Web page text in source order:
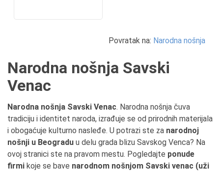
Povratak na: Narodna nošnja
Narodna nošnja Savski
Venac
Narodna nošnja Savski Venac. Narodna nošnja čuva
tradiciju i identitet naroda, izrađuje se od prirodnih materijala
i obogaćuje kulturno nasleđe. U potrazi ste za narodnoj
nošnji u Beogradu u delu grada blizu Savskog Venca? Na
ovoj stranici ste na pravom mestu. Pogledajte ponude
firmi koje se bave narodnom nošnjom Savski venac (uži